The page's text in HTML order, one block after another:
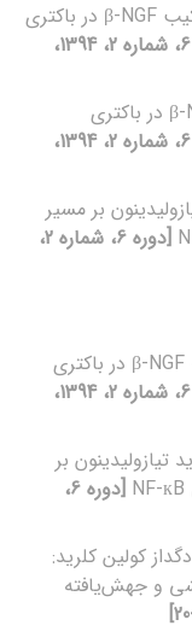
تولید پروتئین نوترکیب β-NGF در باکتری
[دوره 6، شماره 2، 1394،
تولید پروتئین نوترکیب β-NGF در باکتری
[دوره 6، شماره 2، 1394،
بر مسیر
[دوره 6، شماره 2،
تولید پروتئین نوترکیب β-NGF در باکتری
[دوره 6، شماره 2، 1394،
بر
[دوره 6،
کولین کلرید:
و جهش‌یافته